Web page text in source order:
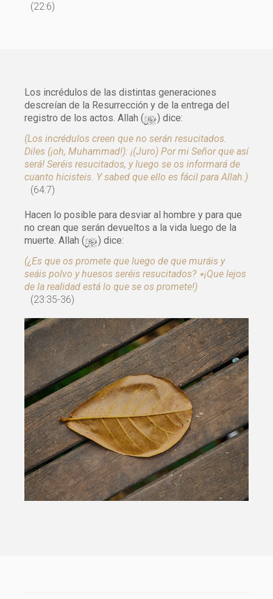
(22:6)
Los incrédulos de las distintas generaciones
descreían de la Resurrección y de la entrega del
registro de los actos. Allah (y) dice:
(Los incrédulos creen que no serán resucitados.
Diles (¡oh, Muhammad!): ¡(Juro) Por mi Señor que así
será! Seréis resucitados, y luego se os informará de
cuanto hicisteis. Y sabed que ello es fácil para Allah.)
(64:7)
Hacen lo posible para desviar al hombre y para que
no crean que serán devueltos a la vida luego de la
muerte. Allah (y) dice:
(¿Es que os promete que luego de que muráis y
seáis polvo y huesos seréis resucitados? ٭¡Que lejos
de la realidad está lo que se os promete!)
(23:35-36)